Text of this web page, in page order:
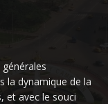
la dynamique de la
et avec le souci